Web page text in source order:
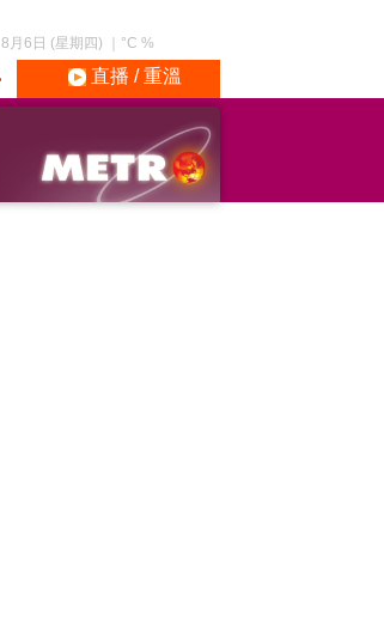
8月6日 (星期四) °C %
直播 / 重溫